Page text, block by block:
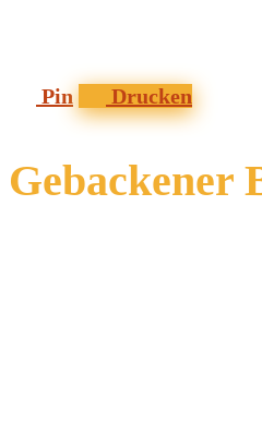
Pin Drucken
Gebackener